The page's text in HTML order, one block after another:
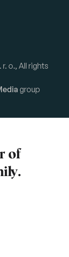
o., All rights
group
of